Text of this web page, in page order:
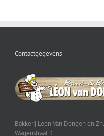
Contactgegevens
Bakkerij Leon Van Dongen en Zn.
Wagenstraat 3